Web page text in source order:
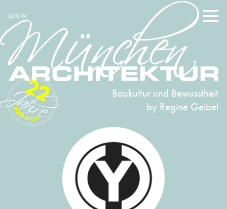
LOGIN
Baukultur und Bewusstheit
by Regine Geibel
2004-2026
22